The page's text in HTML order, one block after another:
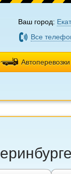
Ваш город:
Все
Автоперевозки